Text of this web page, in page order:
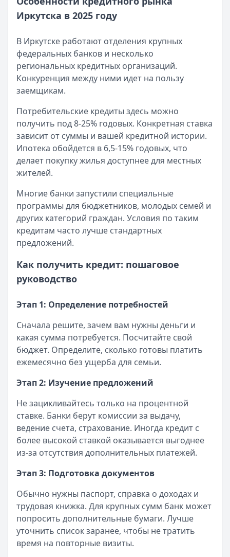
Опубликовано:3 сентября 2025 г.
Категория:Кредиты
Как избавиться от долгов без банкротства в 2025 году
Кратко:Если у вас возникли сложности с выплатой
Опубликовано:2 сентября 2025 г.
Категория:Кредиты
Читать новость
Кратко:Новый закон вводит обязательную паузу
Опубликовано:1 сентября 2025 г.
Категория:Кредиты
Читать новость
Все новости
Иркутска в 2025 году
В Иркутске работают отделения крупных
федеральных банков и несколько
региональных кредитных организаций.
Конкуренция между ними идет на пользу
заемщикам.
Потребительские кредиты здесь можно
получить под 8-25% годовых. Конкретная ставка
зависит от суммы и вашей кредитной истории.
Ипотека обойдется в 6,5-15% годовых, что
делает покупку жилья доступнее для местных
жителей.
Многие банки запустили специальные
программы для бюджетников, молодых семей и
других категорий граждан. Условия по таким
кредитам часто лучше стандартных
предложений.
Как получить кредит: пошаговое
руководство
Этап 1: Определение потребностей
Сначала решите, зачем вам нужны деньги и
какая сумма потребуется. Посчитайте свой
бюджет. Определите, сколько готовы платить
ежемесячно без ущерба для семьи.
Этап 2: Изучение предложений
Не зацикливайтесь только на процентной
ставке. Банки берут комиссии за выдачу,
ведение счета, страхование. Иногда кредит с
более высокой ставкой оказывается выгоднее
из-за отсутствия дополнительных платежей.
Этап 3: Подготовка документов
Обычно нужны паспорт, справка о доходах и
трудовая книжка. Для крупных сумм банк может
попросить дополнительные бумаги. Лучше
уточнить список заранее, чтобы не тратить
время на повторные визиты.